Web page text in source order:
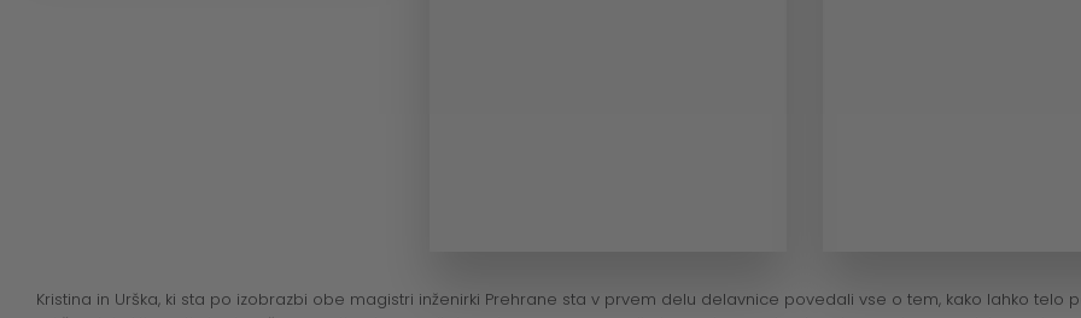
Kristina in Urška, ki sta po izobrazbi obe magistri inženirki Prehrane sta v prvem delu delavnice povedali vse o tem, kako lahko telo